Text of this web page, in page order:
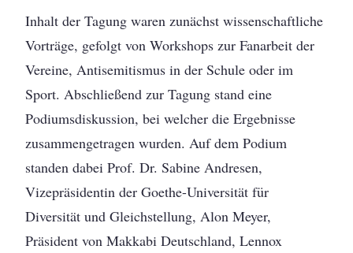
Inhalt der Tagung waren zunächst wissenschaftliche
Vorträge, gefolgt von Workshops zur Fanarbeit der
Vereine, Antisemitismus in der Schule oder im
Sport. Abschließend zur Tagung stand eine
Podiumsdiskussion, bei welcher die Ergebnisse
zusammengetragen wurden. Auf dem Podium
standen dabei Prof. Dr. Sabine Andresen,
Vizepräsidentin der Goethe-Universität für
Diversität und Gleichstellung, Alon Meyer,
Präsident von Makkabi Deutschland, Lennox